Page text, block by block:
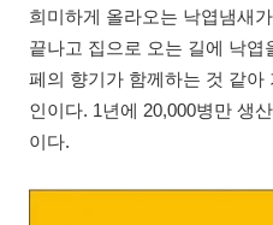
희미하게 올라오는 낙엽냄새
끝나고 집으로 오는 길에 낙
페의 향기가 함께하는 것 같
인이다. 1년에 20,000병만 생
이다.